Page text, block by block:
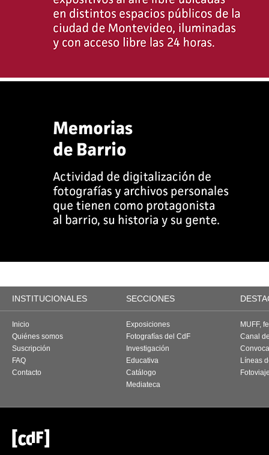
INSTITUCIONALES SECCIONES
Inicio
Quiénes somos
Suscripción
FAQ
Contacto
Exposiciones
Fotografías del CdF
Investigación
Educativa
Catálogo
Mediateca
MUFF,
Canal
Líneas